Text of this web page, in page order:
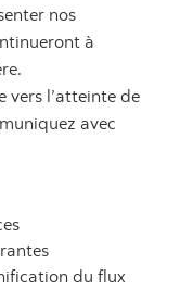
nos
à
vers l’atteinte de
avec
du flux